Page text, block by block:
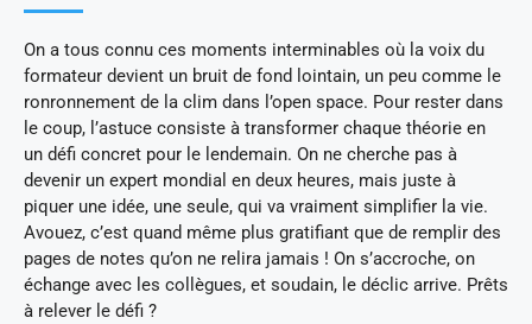
On a tous connu ces moments interminables où la voix du
formateur devient un bruit de fond lointain, un peu comme le
ronronnement de la clim dans l’open space. Pour rester dans
le coup, l’astuce consiste à transformer chaque théorie en
un défi concret pour le lendemain. On ne cherche pas à
devenir un expert mondial en deux heures, mais juste à
piquer une idée, une seule, qui va vraiment simplifier la vie.
Avouez, c’est quand même plus gratifiant que de remplir des
pages de notes qu’on ne relira jamais ! On s’accroche, on
échange avec les collègues, et soudain, le déclic arrive. Prêts
à relever le défi ?